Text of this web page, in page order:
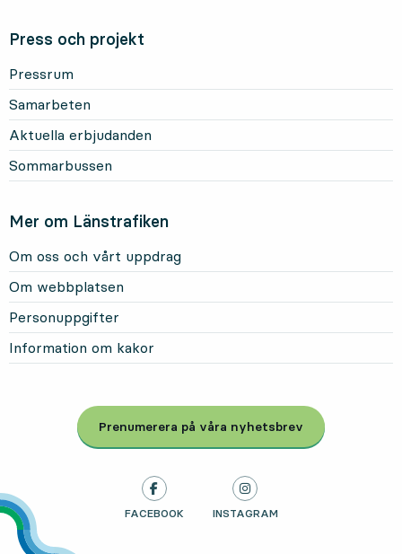
Press och projekt
Pressrum
Samarbeten
Aktuella erbjudanden
Sommarbussen
Mer om Länstrafiken
Om oss och vårt uppdrag
Om webbplatsen
Personuppgifter
Information om kakor
Prenumerera på våra nyhetsbrev
, Öppnas i modal
LÄNSTRAFIKEN PÅ
FACEBOOK , ÖPPNAS I NY FLIK
LÄNSTRAFIKEN PÅ
INSTAGRAM